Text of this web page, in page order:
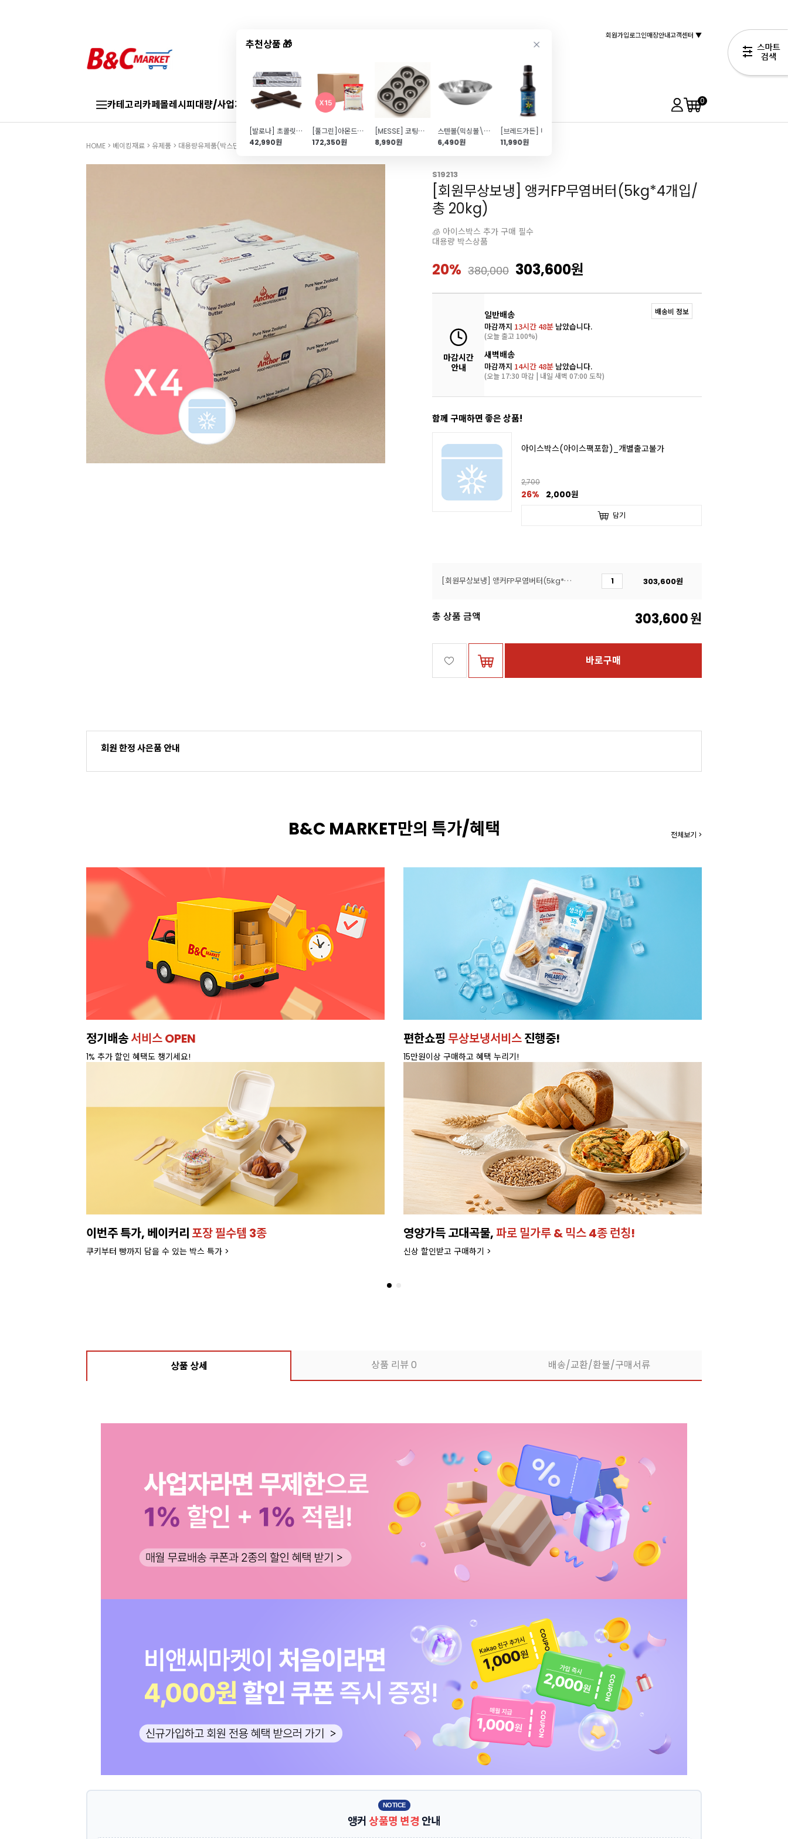
추천상품 🎁
[발로나] 초콜릿스틱(1.6kg\/카카오함량 48%\/ 바통브랑제)
42,990원
[풀그린]아몬드가루 95%(1kg*15개입\/1박스)
172,350원
[MESSE] 코팅좋은 도넛틀(6구\/25.4X17cm)
8,990원
스텐볼(믹싱볼\/중 Ø335*h110)
6,490원
11,990원
회원가입로그인매장안내고객센터 ▼
카테고리카페몰레시피대량/사업자 브랜드샵신상품 TOP50특가/혜택 0
HOME > 베이킹재료 > 유제품 > 대용량유제품(박스단위)
S19213
[회원무상보냉] 앵커FP무염버터(5kg*4개입/
총 20kg)
🧊 아이스박스 추가 구매 필수
대용량 박스상품
20% 380,000 303,600원
마감시간
안내
일반배송
마감까지 13시간 48분 남았습니다.
(오늘 출고 100%)
새벽배송
마감까지 14시간 48분 남았습니다.
(오늘 17:30 마감 | 내일 새벽 07:00 도착)
배송비 정보
함께 구매하면 좋은 상품!
아이스박스(아이스팩포함)_개별출고불가
2,700
26% 2,000원
담기
[회원무상보냉] 앵커FP무염버터(5kg*4개입/총 20kg) 303,600원
총 상품 금액 303,600원
바로구매
회원 한정 사은품 안내
B&C MARKET만의 특가/혜택 전체보기 >
정기배송서비스 OPEN
1% 추가 할인 혜택도 챙기세요!
편한쇼핑 무상보냉서비스진행중!
15만원이상 구매하고 혜택 누리기!
이번주 특가, 베이커리포장 필수템 3종
쿠키부터 빵까지 담을 수 있는 박스 특가 >
영양가득 고대곡물,파로 밀가루 & 믹스 4종 런칭!
신상 할인받고 구매하기 >
상품 상세 상품 리뷰0 배송/교환/환불/구매서류
NOTICE
앵커 상품명 변경 안내